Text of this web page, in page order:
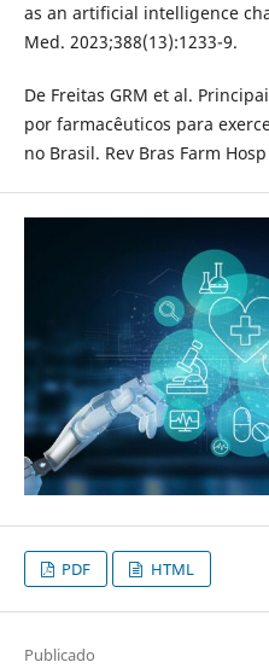
as an artificial intelligence
Med. 2023;388(13):1233-9.
De Freitas GRM et al.
por farmacêuticos para
no Brasil. Rev Bras Farm
PDF HTML
Publicado